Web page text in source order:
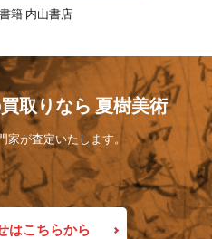
籍 内山書店
取りなら 夏樹美術
が査定いたします。
はこちらから